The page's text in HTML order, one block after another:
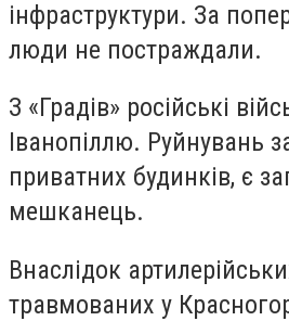
інфраструктури. За
люди не постраждали.
З «Градів» російські
Іванопіллю. Руйнувань
приватних будинків, є
мешканець.
Внаслідок
травмованих у